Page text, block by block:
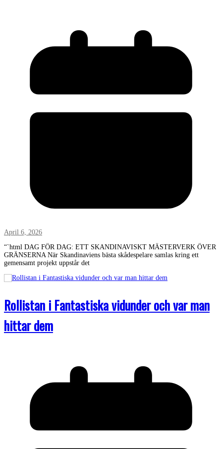
April 6, 2026
“`html DAG FÖR DAG: ETT SKANDINAVISKT MÄSTERVERK ÖVER
GRÄNSERNA När Skandinaviens bästa skådespelare samlas kring ett
gemensamt projekt uppstår det
Rollistan i Fantastiska vidunder och var man
hittar dem